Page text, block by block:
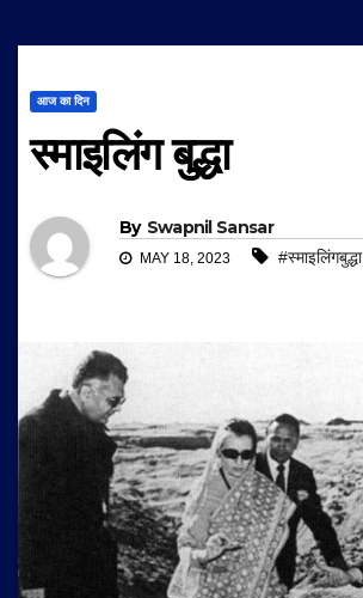
आज का दिन
स्माइलिंग बुद्धा
By Swapnil Sansar
MAY 18, 2023 #स्माइलिंगबुद्धा